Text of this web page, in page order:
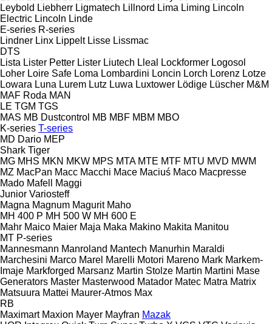
Leybold Liebherr Ligmatech Lillnord Lima Liming Lincoln
Electric Lincoln Linde
E-series R-series
Lindner Linx Lippelt Lisse Lissmac
DTS
Lista Lister Petter Lister Liutech Lleal Lockformer Logosol
Loher Loire Safe Loma Lombardini Loncin Lorch Lorenz Lotze
Lowara Luna Lurem Lutz Luwa Luxtower Lödige Lüscher M&M
MAF Roda MAN
LE TGM TGS
MAS MB Dustcontrol MB MBF MBM MBO
K-series T-series
MD Dario MEP
Shark Tiger
MG MHS MKN MKW MPS MTA MTE MTF MTU MVD MWM
MZ MacPan Macc Macchi Mace Maciuś Maco Macpresse
Mado Mafell
Maggi
Junior Variosteff
Magna Magnum Magurit Maho
MH 400 P MH 500 W MH 600 E
Mahr Maico Maier Maja Maka Makino Makita Manitou
MT P-series
Mannesmann Manroland Mantech Manurhin Maraldi
Marchesini Marco Marel Marelli Motori Mareno Mark Markem-
Imaje Markforged Marsanz Martin Stolze Martin Martini Mase
Generators Master Masterwood Matador Matec Matra Matrix
Matsuura Mattei Maurer-Atmos Max
RB
Maximart Maxion Mayer Mayfran Mazak